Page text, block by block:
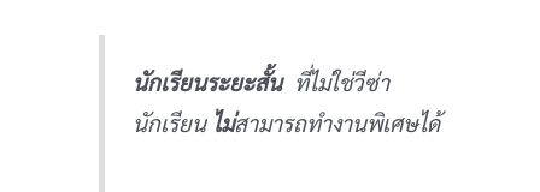
นักเรียนระยะสั้นที่ไม่ใช่วีซ่า
นักเรียน ไม่สามารถทำงานพิเศษได้